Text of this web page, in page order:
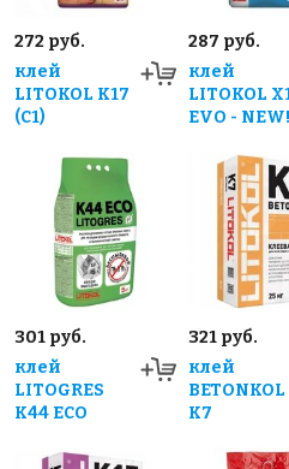
272 руб.
клей
LITOKOL K17
(C1)
287 руб.
клей
LITOKOL
EVO -
301 руб.
клей
LITOGRES
K44 ECO
321 руб.
клей
BETONKOL
K7